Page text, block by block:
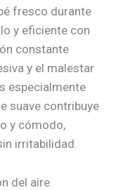
fresco durante
y eficiente con
constante
y el malestar
especialmente
suave contribuye
y cómodo,
irritabilidad.
del aire